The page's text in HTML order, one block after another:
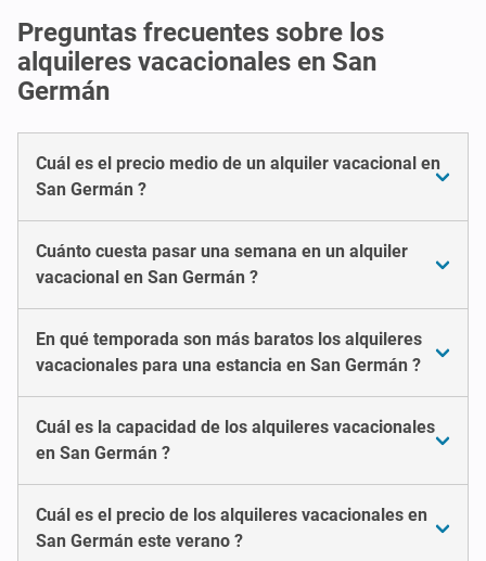
Preguntas frecuentes sobre los
alquileres vacacionales en San
Germán
Cuál es el precio medio de un alquiler vacacional en
San Germán ?
Cuánto cuesta pasar una semana en un alquiler
vacacional en San Germán ?
En qué temporada son más baratos los alquileres
vacacionales para una estancia en San Germán ?
Cuál es la capacidad de los alquileres vacacionales
en San Germán ?
Cuál es el precio de los alquileres vacacionales en
San Germán este verano ?